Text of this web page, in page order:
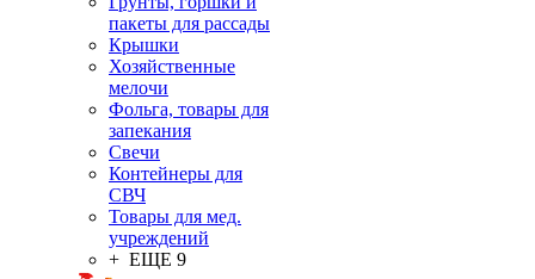
пакеты для рассады
Крышки
Хозяйственные
мелочи
Фольга, товары для
запекания
Свечи
Контейнеры для
СВЧ
Товары для мед.
учреждений
+ ЕЩЕ 9